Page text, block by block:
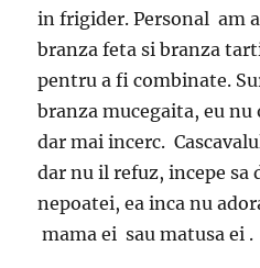
in frigider. Personal am
branza feta si branza
pentru a fi combinate.
branza mucegaita, eu
dar mai incerc.
dar nu il refuz, incepe sa
nepoatei, ea inca nu
mama ei sau matusa ei .